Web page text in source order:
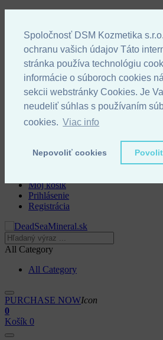
Spoločnosť DSM Kozmetika
ochranu vašich údajov Táto
stránka používa technológiu
informácie o súboroch cookies
sekcii webstránky Cookies. Je
neudeliť súhlas s používaním
cookies. Viac info
Nepovoliť cookies
Language
Slovenčina
Slovenčina
Čeština
Currency EUR
Kč - CZK
€ - EUR
Môj košík
Prihlásenie
Registrácia
All Category
All Category
PURCHASE NOWIcon
0
Košík 0